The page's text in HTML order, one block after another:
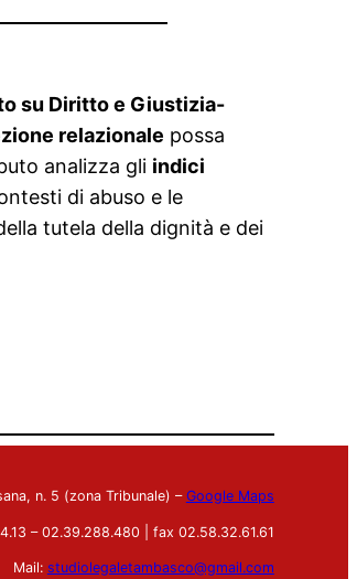
su Diritto e Giustizia-
relazionale possa
analizza gli indici
di abuso e le
tutela della dignità e dei
n. 5 (zona Tribunale) –Google Maps
– 02.39.288.480 | fax 02.58.32.61.61
Mail: studiolegaletambasco@gmail.com